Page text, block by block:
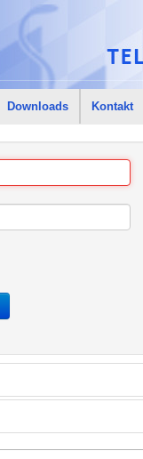
Downloads Kontakt